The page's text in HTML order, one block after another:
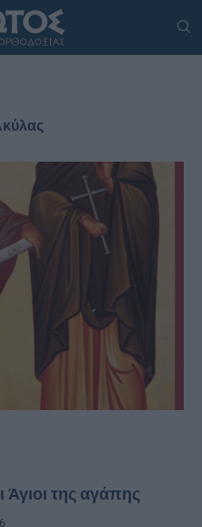
Άγιοι της αγάπης